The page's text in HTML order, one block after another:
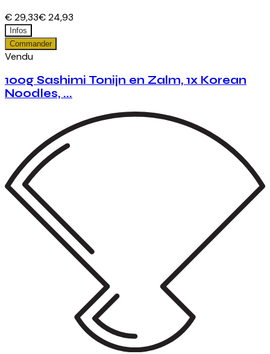
€ 29,33€ 24,93
Infos
Commander
Vendu
100g Sashimi Tonijn en Zalm, 1x Korean
Noodles, ...